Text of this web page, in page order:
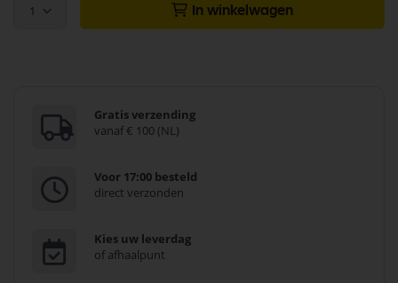
1 In winkelwagen
Gratis verzending
vanaf € 100 (NL)
Voor 17:00 besteld
direct verzonden
Kies uw leverdag
of afhaalpunt